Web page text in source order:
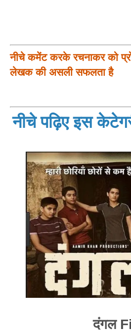
नीचे कमेंट करके रचनाकर को
लेखक की असली सफलता है
नीचे पढ़िए इस
दंगल